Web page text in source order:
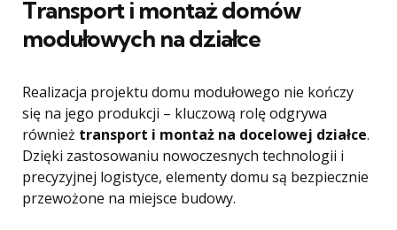
Transport i montaż domów
modułowych na działce
Realizacja projektu domu modułowego nie kończy
się na jego produkcji – kluczową rolę odgrywa
również transport i montaż na docelowej działce.
Dzięki zastosowaniu nowoczesnych technologii i
precyzyjnej logistyce, elementy domu są bezpiecznie
przewożone na miejsce budowy.